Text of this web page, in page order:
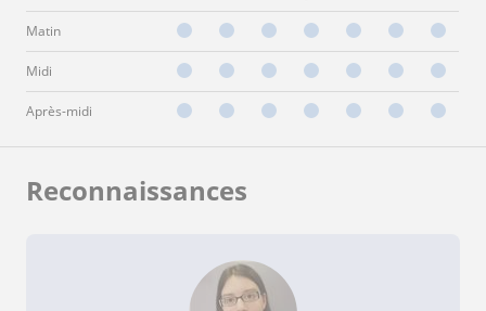
Matin
Midi
Après-midi
Reconnaissances